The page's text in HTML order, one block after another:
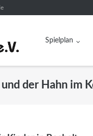
Spielplan
der Hahn im